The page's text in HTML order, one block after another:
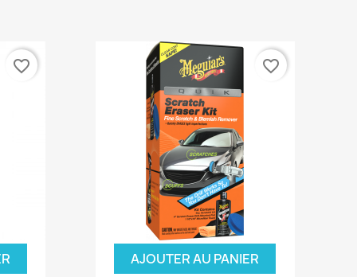
favorite_border
AJOUTER AU PANIER
favorite_border